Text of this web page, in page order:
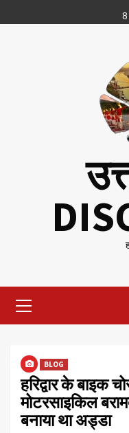
to
Menu
BLOG
हरिद्वार के बाइक
मोटरसाइकिल
बनाया था अड्डा